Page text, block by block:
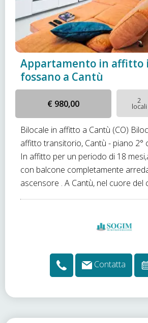
Appartamento in affitto
fossano a Cantù
€ 980,00 2
locali
Bilocale in affitto a Cantù (CO)
affitto transitorio, Cantù - piano 2°
In affitto per un periodo di 18
con balcone completamente
ascensore . A Cantù, nel cuore del
Contatta